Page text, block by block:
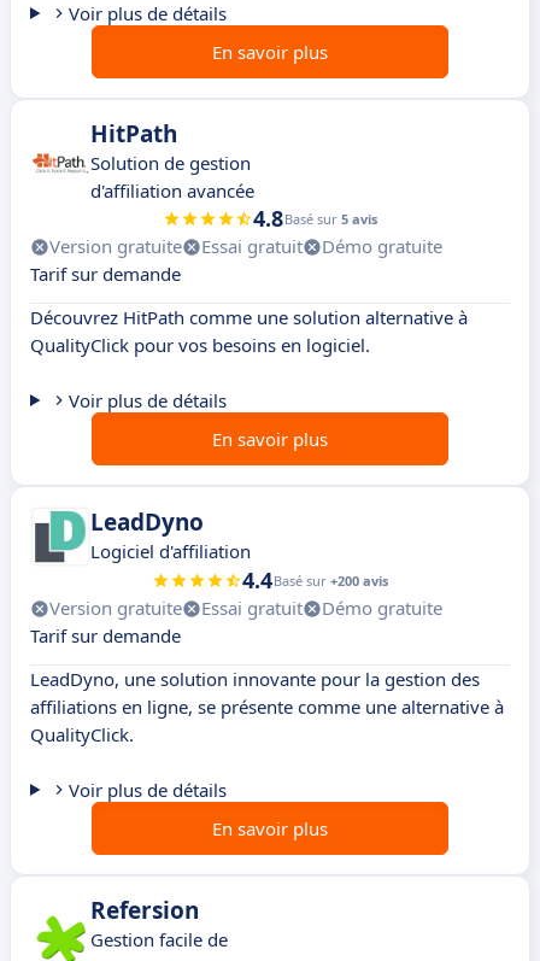
Voir plus de détails
En savoir plus
HitPath
Solution de gestion
d'affiliation avancée
4.8Basé sur 5 avis
Version gratuite Essai gratuit
Démo gratuite
Tarif sur demande
Découvrez HitPath comme une solution alternative à
QualityClick pour vos besoins en logiciel.
Voir plus de détails
En savoir plus
LeadDyno
Logiciel d'affiliation
4.4Basé sur +200 avis
Version gratuite Essai gratuit
Démo gratuite
Tarif sur demande
LeadDyno, une solution innovante pour la gestion des
affiliations en ligne, se présente comme une alternative à
QualityClick.
Voir plus de détails
En savoir plus
Refersion
Gestion facile de